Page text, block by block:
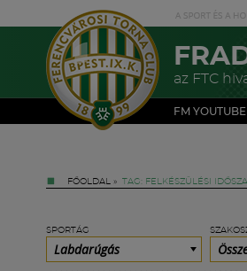
az FTC
FM
FŐOLDAL » TAG: FELKÉSZÜLÉSI
SPORTÁG
Labdarúgás